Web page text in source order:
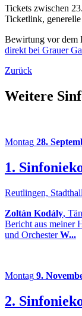
Tickets zwischen
Ticketlink,
Bewirtung vor dem
direkt bei Grauer
Zurück
Weitere
Montag 28.
1.
Reutlingen,
Zoltán Kodály,
Bericht aus meiner
und OrchesterW...
Montag 9.
2.